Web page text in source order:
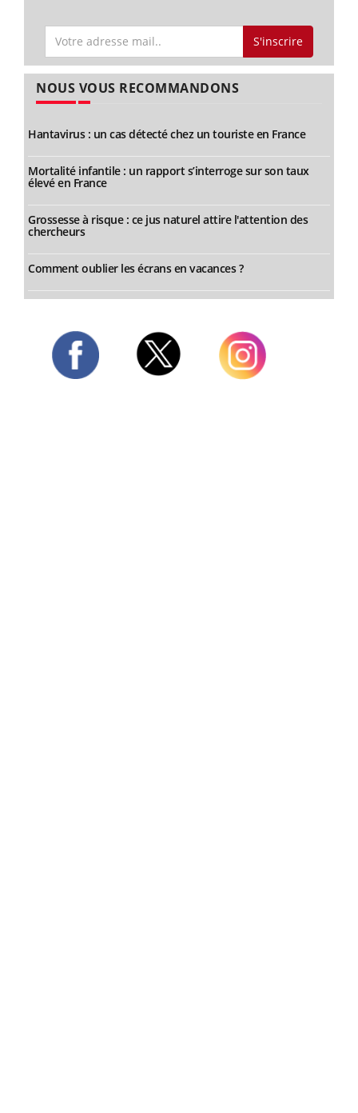
S'inscrire
NOUS VOUS RECOMMANDONS
Hantavirus : un cas détecté chez un touriste en France
Mortalité infantile : un rapport s’interroge sur son taux
élevé en France
Grossesse à risque : ce jus naturel attire l'attention des
chercheurs
Comment oublier les écrans en vacances ?